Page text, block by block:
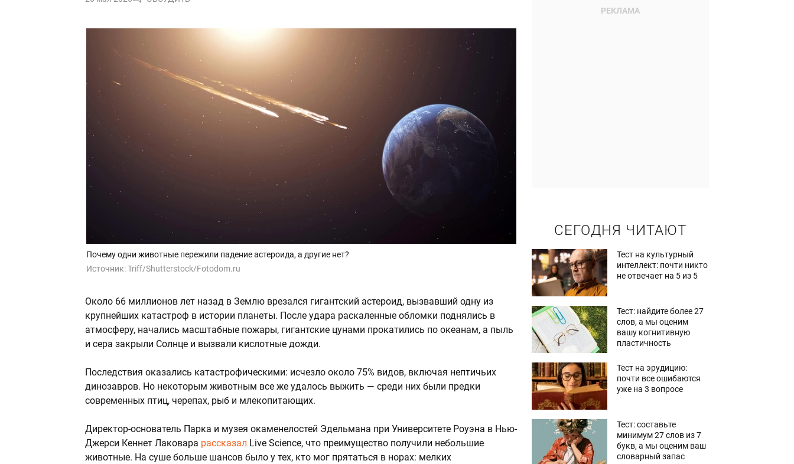
Почему одни животные пережили падение астероида, а другие нет?
Источник:Triff/Shutterstock/Fotodom.ru
Около 66 миллионов лет назад в Землю врезался гигантский астероид, вызвавший одну из
крупнейших катастроф в истории планеты. После удара раскаленные обломки поднялись в
атмосферу, начались масштабные пожары, гигантские цунами прокатились по океанам, а пыль
и сера закрыли Солнце и вызвали кислотные дожди.
Последствия оказались катастрофическими: исчезло около 75% видов, включая нептичьих
динозавров. Но некоторым животным все же удалось выжить — среди них были предки
современных птиц, черепах, рыб и млекопитающих.
Директор-основатель Парка и музея окаменелостей Эдельмана при Университете Роуэна в Нью-
Джерси Кеннет Лаковара рассказал Live Science, что преимущество получили небольшие
животные. На суше больше шансов было у тех, кто мог прятаться в норах: мелких
СЕГОДНЯ ЧИТАЮТ
Тест на культурный
интеллект: почти никто
не отвечает на 5 из 5
Тест: найдите более 27
слов, а мы оценим
вашу когнитивную
пластичность
Тест на эрудицию:
почти все ошибаются
уже на 3 вопросе
Тест: составьте
минимум 27 слов из 7
букв, а мы оценим ваш
словарный запас